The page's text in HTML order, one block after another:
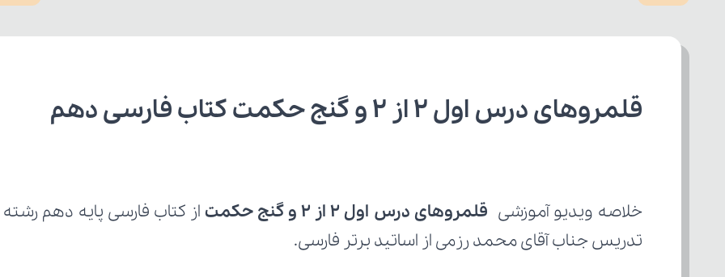
قلمروهای درس اول ۲ از ۲ و گنج حکمت کتاب فارسی دهم
خلاصه ویدیو آموزشی قلمروهای درس اول ۲ از ۲ و گنج حکمت
تدریس جناب آقای محمد رزمی از اساتید برتر فارسی.